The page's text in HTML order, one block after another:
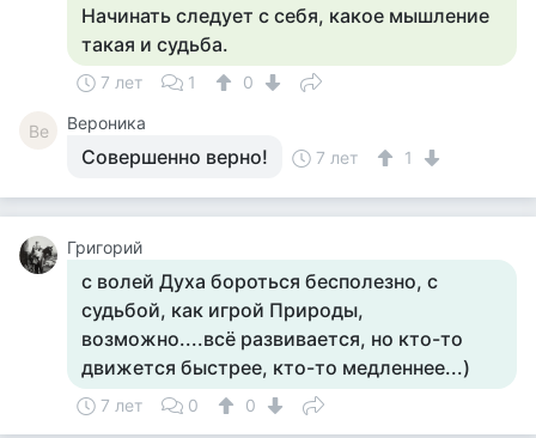
Начинать следует с себя, какое мышление
такая и судьба.
7 лет 1 0
Ве Вероника
Совершенно верно! 7 лет 1
Григорий
с волей Духа бороться бесполезно, с
судьбой, как игрой Природы,
возможно....всё развивается, но кто-то
движется быстрее, кто-то медленнее...)
7 лет 0 0